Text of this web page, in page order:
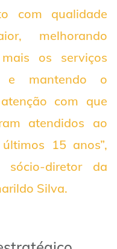
com qualidade
melhorando
os serviços
e mantendo o
com que
atendidos ao
15 anos”,
sócio-diretor da
Silva.